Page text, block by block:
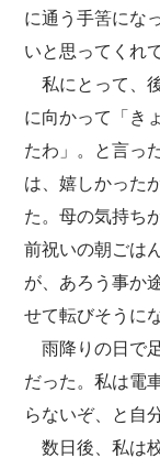
に通う手筈にな
いと思ってくれ
私にとって、
に向かって「き
たわ」。と言っ
は、嬉しかった
た。母の気持ち
前祝いの朝ごは
が、あろう事か
せて転びそうに
雨降りの日で
だった。私は電
らないぞ、と自
数日後、私は